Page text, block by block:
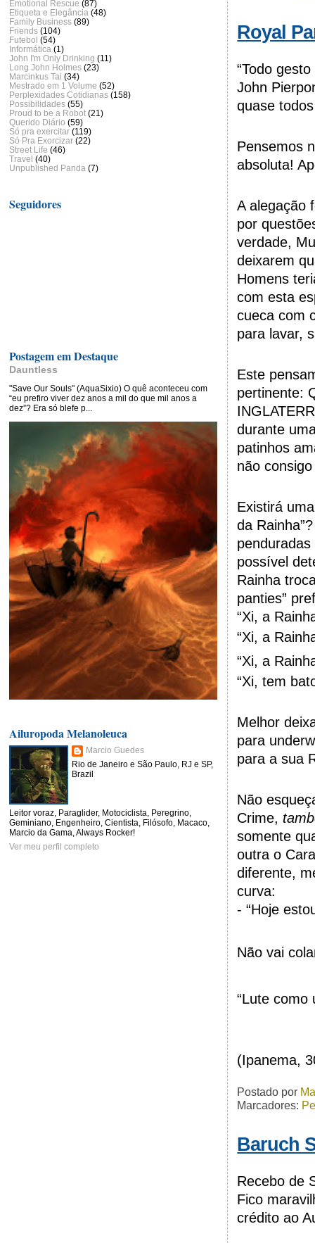
Royal
“Todo
John
quase
Pensemos
absoluta!
A alegação
por
verdade,
deixarem
Homens
com esta
cueca com
para lavar,
Este
pertinente:
durante
patinhos
não
Existirá
da
possível
Rainha
panties”
“Xi, a
“Xi, a
“Xi, a
“Xi, tem
Melhor
para
para a sua
Não
Crime,
somente
outra o
diferente,
curva:
- “Hoje
Não vai
“Lute como
(Ipanema,
Postado por
Marcadores:
Baruch
Recebo de
Fico
crédito ao
Emotional Rescue (87)
Etiqueta e Elegância (48)
Family Business (89)
Friends (104)
Futebol (54)
Informática (1)
John I'm Only Drinking (11)
Long John Holmes (23)
Marcinkus Tai (34)
Mestrado em 1 Volume (52)
Perplexidades Cotidianas (158)
Possibilidades (55)
Proud to be a Robot (21)
Querido Diário (59)
Só pra exercitar (119)
Só Pra Exorcizar (22)
Street Life (46)
Travel (40)
Unpublished Panda (7)
Seguidores
Postagem em Destaque
Dauntless
"Save Our Souls" (AquaSixio) O quê aconteceu com
“eu prefiro viver dez anos a mil do que mil anos a
dez”? Era só blefe p...
Ailuropoda Melanoleuca
Marcio Guedes
Rio de Janeiro e São Paulo, RJ e SP,
Brazil
Leitor voraz, Paraglider, Motociclista, Peregrino,
Geminiano, Engenheiro, Cientista, Filósofo, Macaco,
Marcio da Gama, Always Rocker!
Ver meu perfil completo